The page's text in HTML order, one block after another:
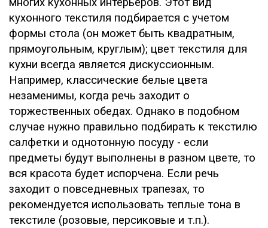
кухонного текстиля подбирается с учетом
формы стола (он может быть квадратным,
прямоугольным, круглым); цвет текстиля для
кухни всегда является дискуссионным.
Например, классические белые цвета
незаменимы, когда речь заходит о
торжественных обедах. Однако в подобном
случае нужно правильно подбирать к текстилю
салфетки и однотонную посуду - если
предметы будут выполнены в разном цвете, то
вся красота будет испорчена. Если речь
заходит о повседневных трапезах, то
рекомендуется использовать теплые тона в
текстиле (розовые, персиковые и т.п.).